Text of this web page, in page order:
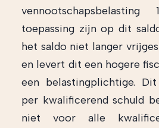
toepassing zijn op dit
het saldo niet langer
en levert dit een hogere
een belastingplichtige.
per kwalificerend schuld
niet voor alle